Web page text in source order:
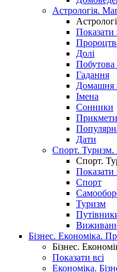
Астрологія.
Показати
Долі
Побутова
Гадання
Домашня
Імена
Сонники
Прикмети
Дати
Спорт. Туризм.
Спорт.
Показати
Спорт
Туризм
Бізнес. Економіка.
Бізнес.
Показати всі
Економіка.